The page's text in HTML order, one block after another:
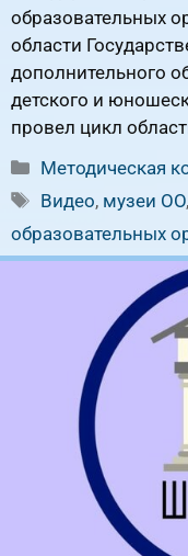
образовательных
области
дополнительного
детского и
провел цикл
Рубрики
Методическая
Метки
Видео, музеи ОО,
образовательных